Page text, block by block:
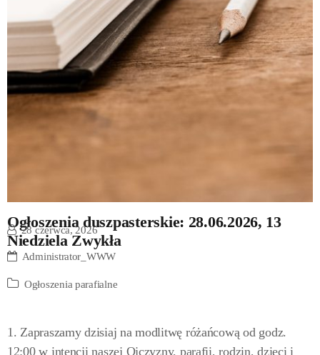
Ogłoszenia duszpasterskie: 28.06.2026, 13
Niedziela Zwykła
28 czerwca, 2026
Administrator_WWW
Ogłoszenia parafialne
1. Zapraszamy dzisiaj na modlitwę różańcową od godz.
12:00 w intencji naszej Ojczyzny, parafii, rodzin, dzieci i